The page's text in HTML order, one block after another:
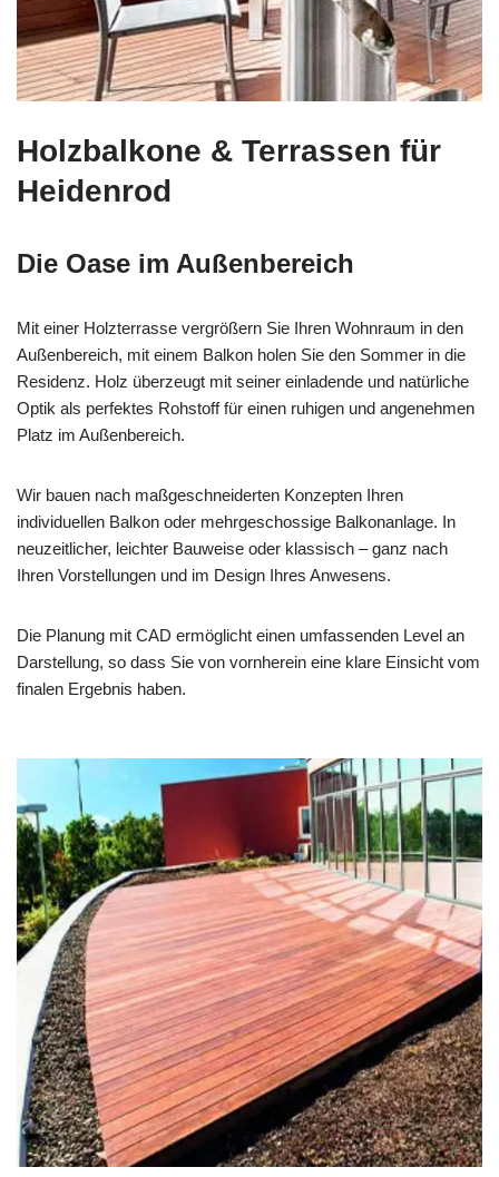
Holzbalkone & Terrassen für
Heidenrod
Die Oase im Außenbereich
Mit einer Holzterrasse vergrößern Sie Ihren Wohnraum in den
Außenbereich, mit einem Balkon holen Sie den Sommer in die
Residenz. Holz überzeugt mit seiner einladende und natürliche
Optik als perfektes Rohstoff für einen ruhigen und angenehmen
Platz im Außenbereich.
Wir bauen nach maßgeschneiderten Konzepten Ihren
individuellen Balkon oder mehrgeschossige Balkonanlage. In
neuzeitlicher, leichter Bauweise oder klassisch – ganz nach
Ihren Vorstellungen und im Design Ihres Anwesens.
Die Planung mit CAD ermöglicht einen umfassenden Level an
Darstellung, so dass Sie von vornherein eine klare Einsicht vom
finalen Ergebnis haben.